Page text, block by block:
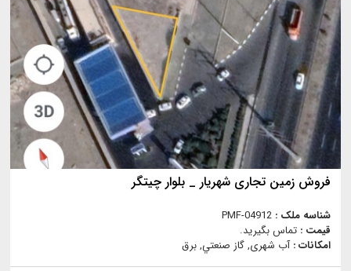
فروش زمین تجاری شهریار _ بلوار چیتگر
شناسه ملک : PMF-04912
قیمت : تماس بگیرید.
امکانات :آب شهری, گاز صنعتي, برق